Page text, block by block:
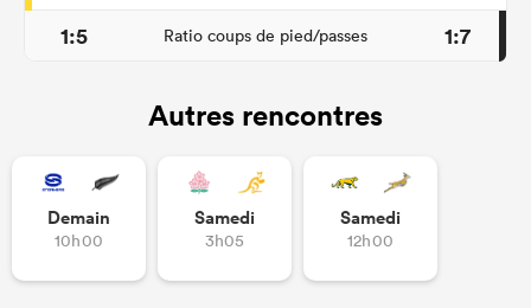
1:5
Ratio coups de pied/passes 1:7
Autres rencontres
Demain
10h00
Samedi
3h05
Samedi
12h00